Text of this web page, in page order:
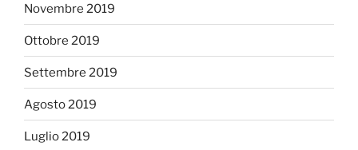
Novembre 2019
Ottobre 2019
Settembre 2019
Agosto 2019
Luglio 2019